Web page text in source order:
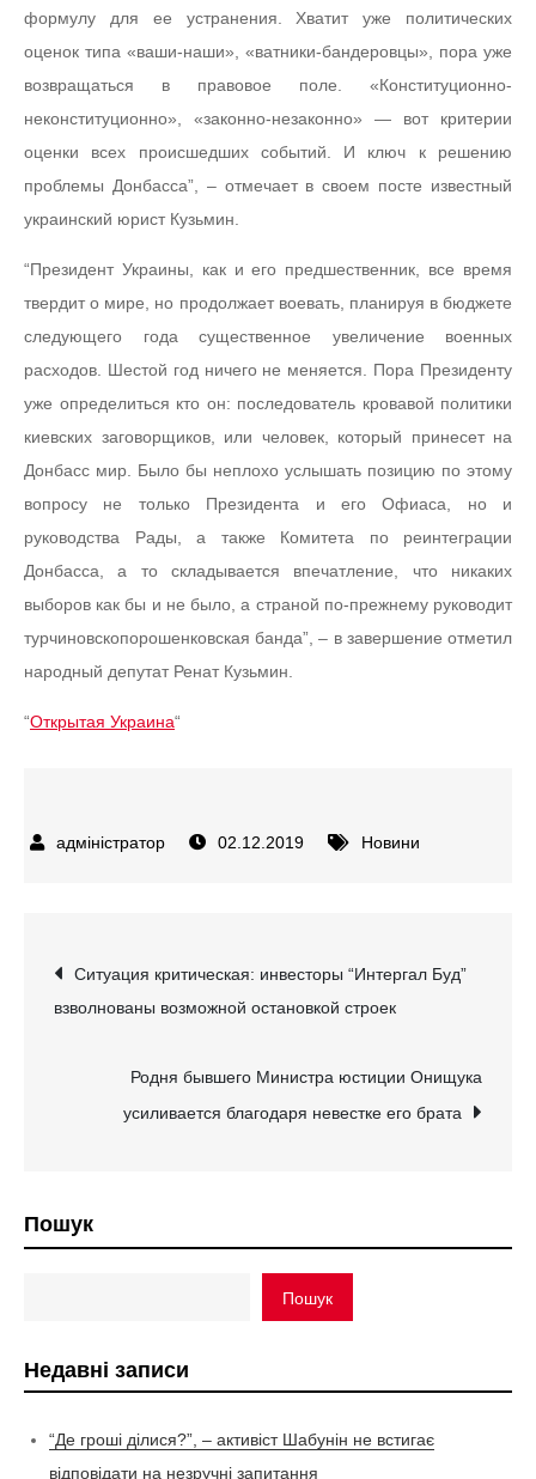
формулу для ее устранения. Хватит уже политических
оценок типа «ваши-наши», «ватники-бандеровцы», пора уже
возвращаться в правовое поле. «Конституционно-
неконституционно», «законно-незаконно» — вот критерии
оценки всех происшедших событий. И ключ к решению
проблемы Донбасса”, – отмечает в своем посте известный
украинский юрист Кузьмин.
“Президент Украины, как и его предшественник, все время
твердит о мире, но продолжает воевать, планируя в бюджете
следующего года существенное увеличение военных
расходов. Шестой год ничего не меняется. Пора Президенту
уже определиться кто он: последователь кровавой политики
киевских заговорщиков, или человек, который принесет на
Донбасс мир. Было бы неплохо услышать позицию по этому
вопросу не только Президента и его Офиаса, но и
руководства Рады, а также Комитета по реинтеграции
Донбасса, а то складывается впечатление, что никаких
выборов как бы и не было, а страной по-прежнему руководит
турчиновскопорошенковская банда”, – в завершение отметил
народный депутат Ренат Кузьмин.
“Открытая Украина“
02.12.2019 Новини
Навігація
записів
Ситуация критическая: инвесторы “Интергал Буд”
взволнованы возможной остановкой строек
Родня бывшего Министра юстиции Онищука
усиливается благодаря невестке его брата
Пошук
Пошук
Недавні записи
“Де гроші ділися?”, – активіст Шабунін не встигає
відповідати на незручні запитання